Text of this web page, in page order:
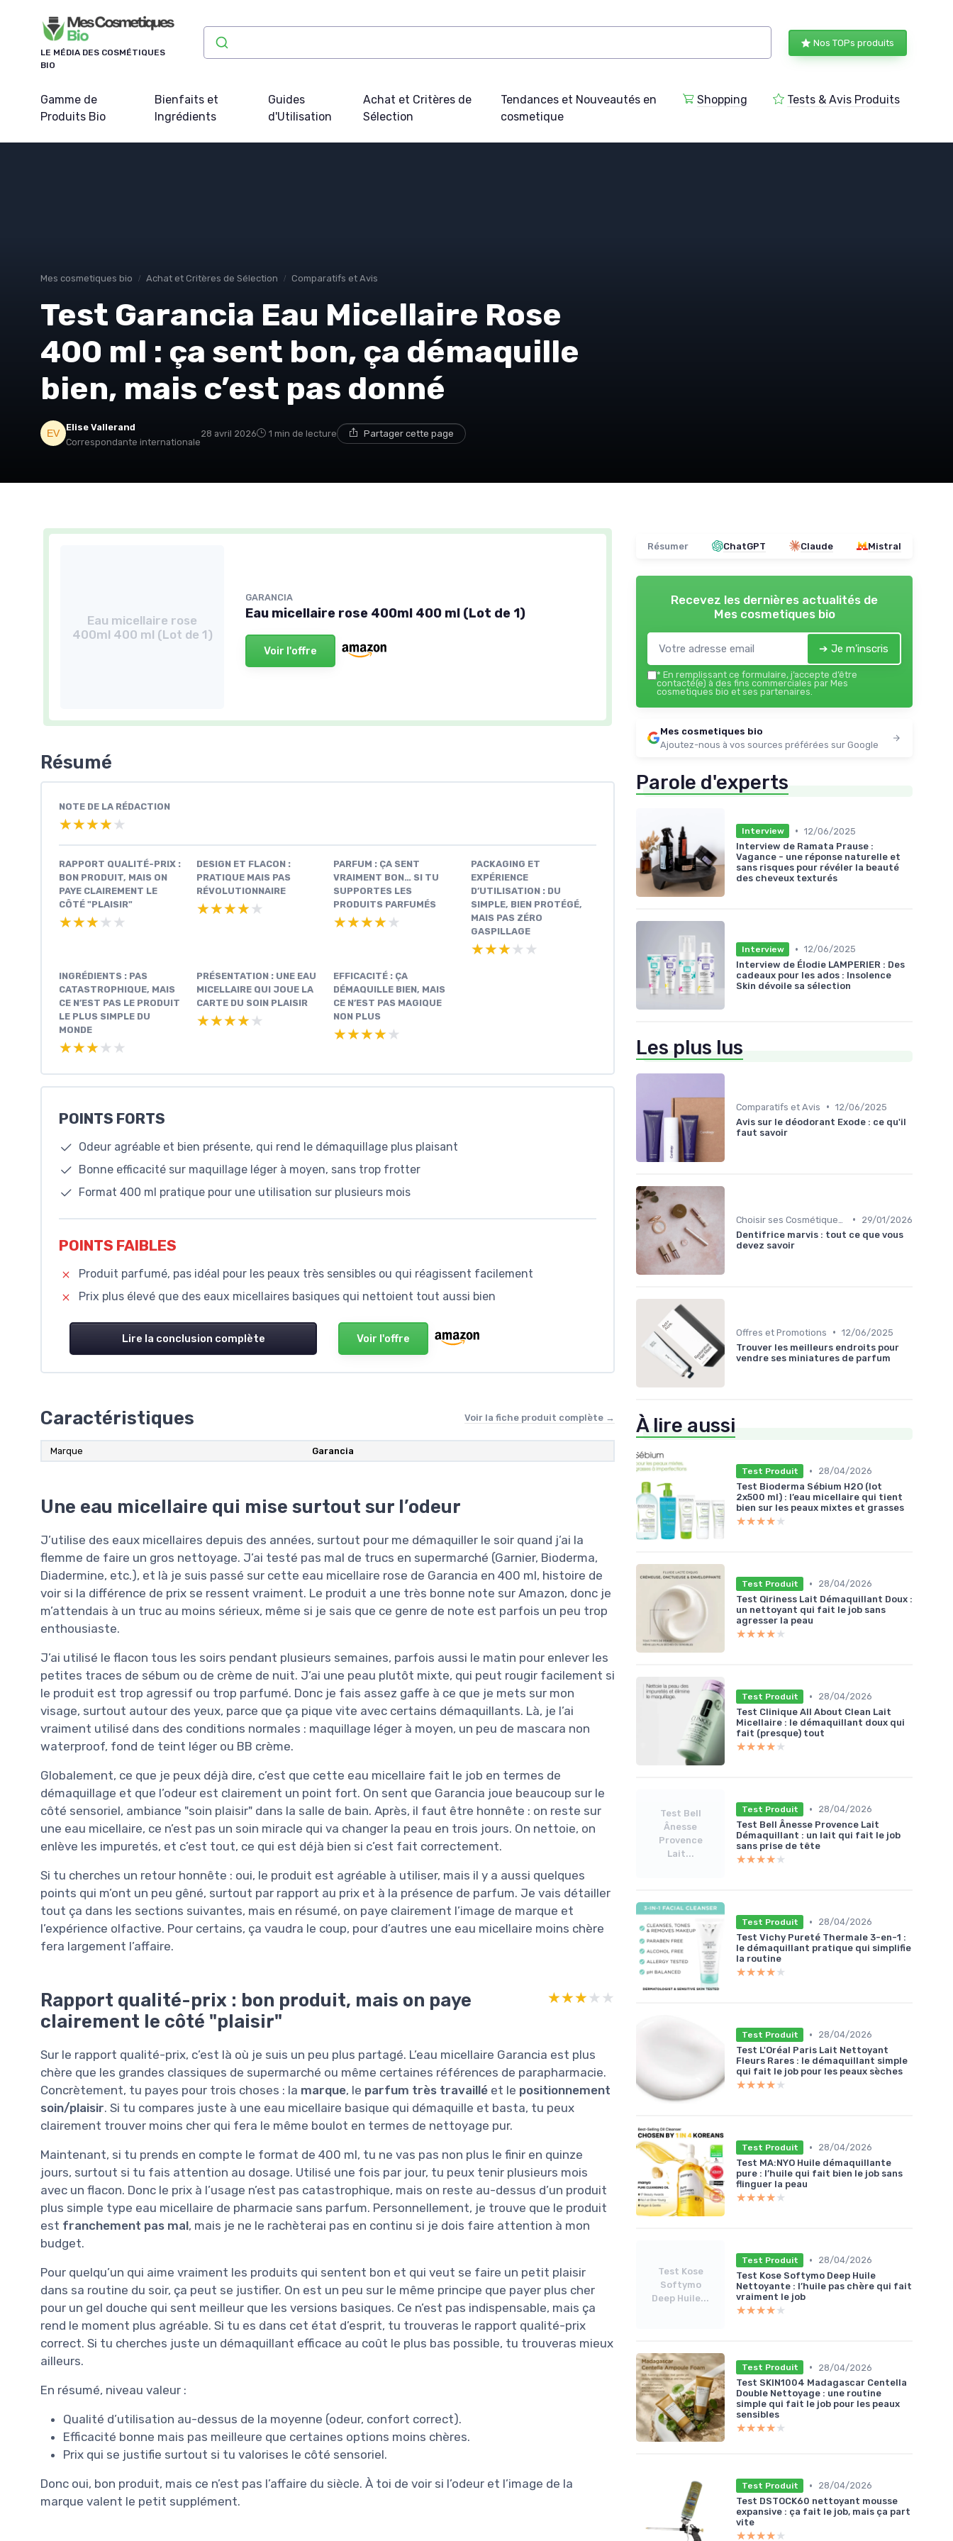
LE MÉDIA DES COSMÉTIQUES
BIO
Nos TOPs produits
Gamme de
Produits Bio
Bienfaits et
Ingrédients
Guides
d'Utilisation
Achat et Critères de
Sélection
Tendances et Nouveautés en
cosmetique
Shopping Tests & Avis Produits
Mes cosmetiques bio Achat et Critères de Sélection Comparatifs et Avis
Test Garancia Eau Micellaire Rose
400 ml : ça sent bon, ça démaquille
bien, mais c’est pas donné
Elise Vallerand
Correspondante internationale
28 avril 2026 1 min de lecture Partager cette page
Eau micellaire rose
400ml 400 ml (Lot de 1)
GARANCIA
Eau micellaire rose 400ml 400 ml (Lot de 1)
Voir l'offre
Résumé
NOTE DE LA RÉDACTION
★★★★★
★★★★★
RAPPORT QUALITÉ-PRIX :
BON PRODUIT, MAIS ON
PAYE CLAIREMENT LE
CÔTÉ "PLAISIR"
★★★★★
★★★★★
DESIGN ET FLACON :
PRATIQUE MAIS PAS
RÉVOLUTIONNAIRE
★★★★★
★★★★★
PARFUM : ÇA SENT
VRAIMENT BON… SI TU
SUPPORTES LES
PRODUITS PARFUMÉS
★★★★★
★★★★★
PACKAGING ET
EXPÉRIENCE
D’UTILISATION : DU
SIMPLE, BIEN PROTÉGÉ,
MAIS PAS ZÉRO
GASPILLAGE
★★★★★
★★★★★
INGRÉDIENTS : PAS
CATASTROPHIQUE, MAIS
CE N’EST PAS LE PRODUIT
LE PLUS SIMPLE DU
MONDE
★★★★★
★★★★★
PRÉSENTATION : UNE EAU
MICELLAIRE QUI JOUE LA
CARTE DU SOIN PLAISIR
★★★★★
★★★★★
EFFICACITÉ : ÇA
DÉMAQUILLE BIEN, MAIS
CE N’EST PAS MAGIQUE
NON PLUS
★★★★★
★★★★★
POINTS FORTS
Odeur agréable et bien présente, qui rend le démaquillage plus plaisant
Bonne efficacité sur maquillage léger à moyen, sans trop frotter
Format 400 ml pratique pour une utilisation sur plusieurs mois
POINTS FAIBLES
Produit parfumé, pas idéal pour les peaux très sensibles ou qui réagissent facilement
Prix plus élevé que des eaux micellaires basiques qui nettoient tout aussi bien
Lire la conclusion complète Voir l'offre
Caractéristiques Voir la fiche produit complète →
Marque Garancia
Une eau micellaire qui mise surtout sur l’odeur
J’utilise des eaux micellaires depuis des années, surtout pour me démaquiller le soir quand j’ai la
flemme de faire un gros nettoyage. J’ai testé pas mal de trucs en supermarché (Garnier, Bioderma,
Diadermine, etc.), et là je suis passé sur cette eau micellaire rose de Garancia en 400 ml, histoire de
voir si la différence de prix se ressent vraiment. Le produit a une très bonne note sur Amazon, donc je
m’attendais à un truc au moins sérieux, même si je sais que ce genre de note est parfois un peu trop
enthousiaste.
J’ai utilisé le flacon tous les soirs pendant plusieurs semaines, parfois aussi le matin pour enlever les
petites traces de sébum ou de crème de nuit. J’ai une peau plutôt mixte, qui peut rougir facilement si
le produit est trop agressif ou trop parfumé. Donc je fais assez gaffe à ce que je mets sur mon
visage, surtout autour des yeux, parce que ça pique vite avec certains démaquillants. Là, je l’ai
vraiment utilisé dans des conditions normales : maquillage léger à moyen, un peu de mascara non
waterproof, fond de teint léger ou BB crème.
Globalement, ce que je peux déjà dire, c’est que cette eau micellaire fait le job en termes de
démaquillage et que l’odeur est clairement un point fort. On sent que Garancia joue beaucoup sur le
côté sensoriel, ambiance "soin plaisir" dans la salle de bain. Après, il faut être honnête : on reste sur
une eau micellaire, ce n’est pas un soin miracle qui va changer la peau en trois jours. On nettoie, on
enlève les impuretés, et c’est tout, ce qui est déjà bien si c’est fait correctement.
Si tu cherches un retour honnête : oui, le produit est agréable à utiliser, mais il y a aussi quelques
points qui m’ont un peu gêné, surtout par rapport au prix et à la présence de parfum. Je vais détailler
tout ça dans les sections suivantes, mais en résumé, on paye clairement l’image de marque et
l’expérience olfactive. Pour certains, ça vaudra le coup, pour d’autres une eau micellaire moins chère
fera largement l’affaire.
Rapport qualité-prix : bon produit, mais on paye
clairement le côté "plaisir"
★★★★★
★★★★★
Sur le rapport qualité-prix, c’est là où je suis un peu plus partagé. L’eau micellaire Garancia est plus
chère que les grandes classiques de supermarché ou même certaines références de parapharmacie.
Concrètement, tu payes pour trois choses : la marque, le parfum très travaillé et le positionnement
soin/plaisir. Si tu compares juste à une eau micellaire basique qui démaquille et basta, tu peux
clairement trouver moins cher qui fera le même boulot en termes de nettoyage pur.
Maintenant, si tu prends en compte le format de 400 ml, tu ne vas pas non plus le finir en quinze
jours, surtout si tu fais attention au dosage. Utilisé une fois par jour, tu peux tenir plusieurs mois
avec un flacon. Donc le prix à l’usage n’est pas catastrophique, mais on reste au-dessus d’un produit
plus simple type eau micellaire de pharmacie sans parfum. Personnellement, je trouve que le produit
est franchement pas mal, mais je ne le rachèterai pas en continu si je dois faire attention à mon
budget.
Pour quelqu’un qui aime vraiment les produits qui sentent bon et qui veut se faire un petit plaisir
dans sa routine du soir, ça peut se justifier. On est un peu sur le même principe que payer plus cher
pour un gel douche qui sent meilleur que les versions basiques. Ce n’est pas indispensable, mais ça
rend le moment plus agréable. Si tu es dans cet état d’esprit, tu trouveras le rapport qualité-prix
correct. Si tu cherches juste un démaquillant efficace au coût le plus bas possible, tu trouveras mieux
ailleurs.
En résumé, niveau valeur :
Qualité d’utilisation au-dessus de la moyenne (odeur, confort correct).
Efficacité bonne mais pas meilleure que certaines options moins chères.
Prix qui se justifie surtout si tu valorises le côté sensoriel.
Donc oui, bon produit, mais ce n’est pas l’affaire du siècle. À toi de voir si l’odeur et l’image de la
marque valent le petit supplément.
Résumer ChatGPT Claude Mistral
Recevez les dernières actualités de
Mes cosmetiques bio
➔ Je m'inscris
* En remplissant ce formulaire, j’accepte d’être
contacté(e) à des fins commerciales par Mes
cosmetiques bio et ses partenaires.
Mes cosmetiques bio
Ajoutez-nous à vos sources préférées sur Google
Parole d'experts
Interview • 12/06/2025
Interview de Ramata Prause :
Vagance - une réponse naturelle et
sans risques pour révéler la beauté
des cheveux texturés
Interview • 12/06/2025
Interview de Élodie LAMPERIER : Des
cadeaux pour les ados : Insolence
Skin dévoile sa sélection
Les plus lus
Comparatifs et Avis • 12/06/2025
Avis sur le déodorant Exode : ce qu'il
faut savoir
•
29/01/2026
Dentifrice marvis : tout ce que vous
devez savoir
Offres et Promotions • 12/06/2025
Trouver les meilleurs endroits pour
vendre ses miniatures de parfum
À lire aussi
Test Produit •
28/04/2026
Test Bioderma Sébium H2O (lot
2x500 ml) : l’eau micellaire qui tient
bien sur les peaux mixtes et grasses
★★★★★
★★★★★
Test Produit •
28/04/2026
Test Qiriness Lait Démaquillant Doux :
un nettoyant qui fait le job sans
agresser la peau
★★★★★
★★★★★
Test Produit •
28/04/2026
Test Clinique All About Clean Lait
Micellaire : le démaquillant doux qui
fait (presque) tout
★★★★★
★★★★★
Test Bell
Ânesse
Provence
Lait...
Test Produit •
28/04/2026
Test Bell Ânesse Provence Lait
Démaquillant : un lait qui fait le job
sans prise de tête
★★★★★
★★★★★
Test Produit •
28/04/2026
Test Vichy Pureté Thermale 3-en-1 :
le démaquillant pratique qui simplifie
la routine
★★★★★
★★★★★
Test Produit •
28/04/2026
Test L'Oréal Paris Lait Nettoyant
Fleurs Rares : le démaquillant simple
qui fait le job pour les peaux sèches
★★★★★
★★★★★
Test Produit •
28/04/2026
Test MA:NYO Huile démaquillante
pure : l’huile qui fait bien le job sans
flinguer la peau
★★★★★
★★★★★
Test Kose
Softymo
Deep Huile...
Test Produit •
28/04/2026
Test Kose Softymo Deep Huile
Nettoyante : l’huile pas chère qui fait
vraiment le job
★★★★★
★★★★★
Test Produit •
28/04/2026
Test SKIN1004 Madagascar Centella
Double Nettoyage : une routine
simple qui fait le job pour les peaux
sensibles
★★★★★
★★★★★
Test Produit •
28/04/2026
Test DSTOCK60 nettoyant mousse
expansive : ça fait le job, mais ça part
vite
★★★★★
★★★★★